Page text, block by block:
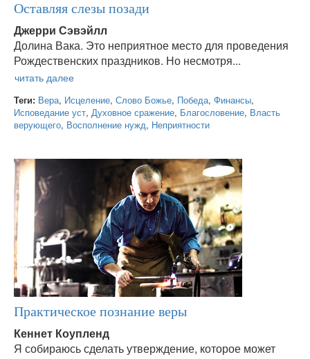
Оставляя слезы позади
Джерри Сэвэйлл
Долина Вака. Это неприятное место для проведения
Рождественских праздников. Но несмотря...
Теги: Вера, Исцеление, Слово Божье, Победа, Финансы,
Исповедание уст, Духовное сражение, Благословение, Власть
верующего, Восполнение нужд, Неприятности
Практическое познание веры
Кеннет Коупленд
Я собираюсь сделать утверждение, которое может